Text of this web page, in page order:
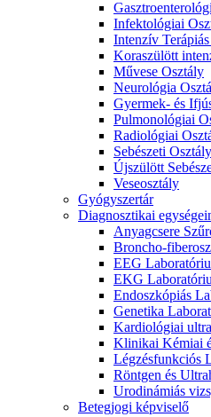
Infektológiai
Intenzív
Koraszülött
Művese Osztály
Neurológia
Gyermek- és
Pulmonológiai
Radiológiai
Sebészeti Osztály
Újszülött
Veseosztály
Gyógyszertár
Diagnosztikai
Anyagcsere
Broncho-
EEG
EKG
Endoszkópiás
Genetika
Kardiológiai
Klinikai Kémiai
Légzésfunkciós
Röntgen és
Urodinámiás
Betegjogi képviselő